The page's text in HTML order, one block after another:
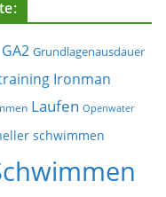
GA2 Grundlagenausdauer
Ironman
Laufen Openwater
schwimmen